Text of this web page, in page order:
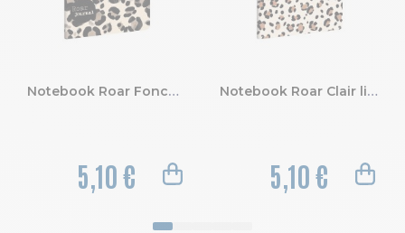
Notebook Roar Foncé ligné 10,5 x 15 cm
5,10 €
Notebook Roar Clair ligné 10,5 x 15 cm
5,10 €